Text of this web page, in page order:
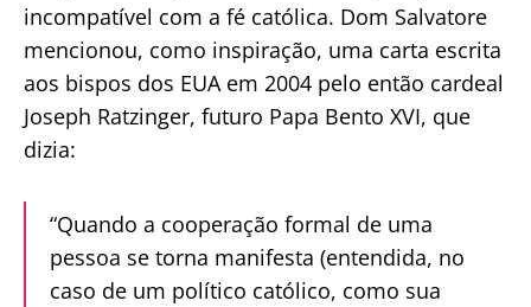
incompatível com a fé católica. Dom Salvatore
mencionou, como inspiração, uma carta escrita
aos bispos dos EUA em 2004 pelo então cardeal
Joseph Ratzinger, futuro Papa Bento XVI, que
dizia:
“Quando a cooperação formal de uma
pessoa se torna manifesta (entendida, no
caso de um político católico, como sua